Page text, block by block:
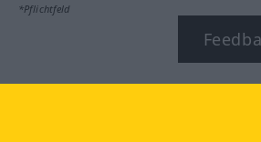
*Pflichtfeld